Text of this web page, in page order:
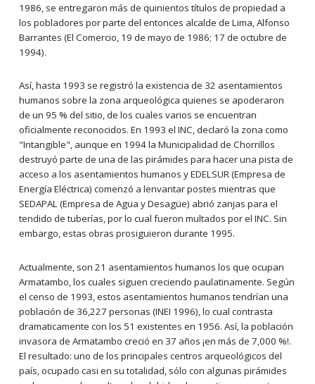
1986, se entregaron más de quinientos títulos de propiedad a
los pobladores por parte del entonces alcalde de Lima, Alfonso
Barrantes (El Comercio, 19 de mayo de 1986; 17 de octubre de
1994).
Así, hasta 1993 se registró la existencia de 32 asentamientos
humanos sobre la zona arqueológica quienes se apoderaron
de un 95 % del sitio, de los cuales varios se encuentran
oficialmente reconocidos. En 1993 el INC, declaró la zona como
"Intangible", aunque en 1994 la Municipalidad de Chorrillos
destruyó parte de una de las pirámides para hacer una pista de
acceso a los asentamientos humanos y EDELSUR (Empresa de
Energía Eléctrica) comenzó a lenvantar postes mientras que
SEDAPAL (Empresa de Agua y Desagüe) abrió zanjas para el
tendido de tuberías, por lo cual fueron multados por el INC. Sin
embargo, estas obras prosiguieron durante 1995.
Actualmente, son 21 asentamientos humanos los que ocupan
Armatambo, los cuales siguen creciendo paulatinamente. Según
el censo de 1993, estos asentamientos humanos tendrían una
población de 36,227 personas (INEI 1996), lo cual contrasta
dramaticamente con los 51 existentes en 1956. Así, la población
invasora de Armatambo creció en 37 años ¡en más de 7,000 %!.
El resultado: uno de los principales centros arqueológicos del
país, ocupado casi en su totalidad, sólo con algunas pirámides